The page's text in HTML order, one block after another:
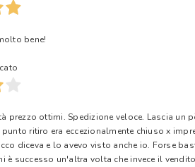
bene!
prezzo ottimi. Spedizione veloce. Lascia
ritiro era eccezionalmente chiuso x
diceva e lo avevo visto anche io. Forse
è successo un'altra volta che invece il